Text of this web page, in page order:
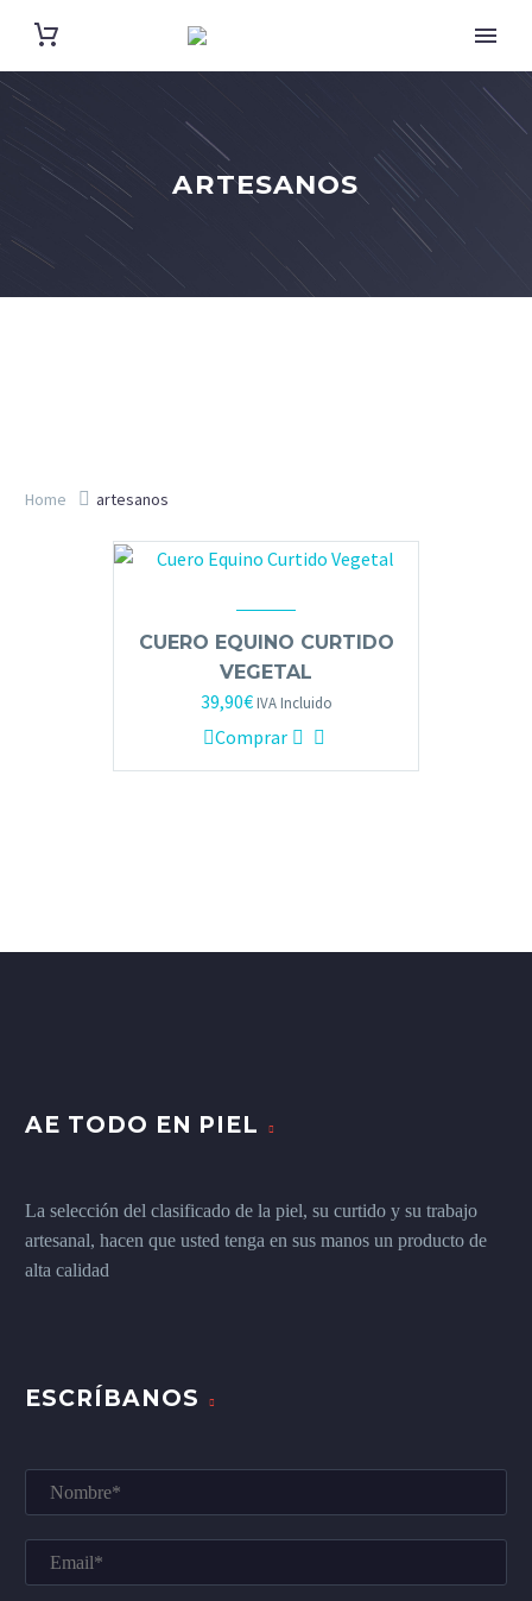
ARTESANOS
Home artesanos
CUERO EQUINO CURTIDO
VEGETAL
39,90€ IVA Incluido
Comprar
AE TODO EN PIEL
La selección del clasificado de la piel, su curtido y su trabajo
artesanal, hacen que usted tenga en sus manos un producto de
alta calidad
ESCRÍBANOS